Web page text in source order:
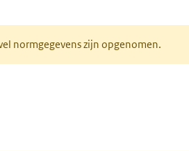
normgegevens zijn opgenomen.